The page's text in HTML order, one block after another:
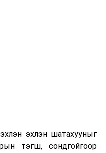
эхлэн шатахууныг
тэгш, сондгойгоор